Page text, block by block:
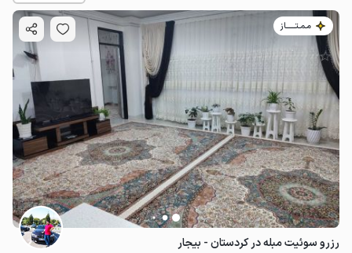
مـمـتــــــاز
رزرو سوئیت مبله در کردستان - بیجار